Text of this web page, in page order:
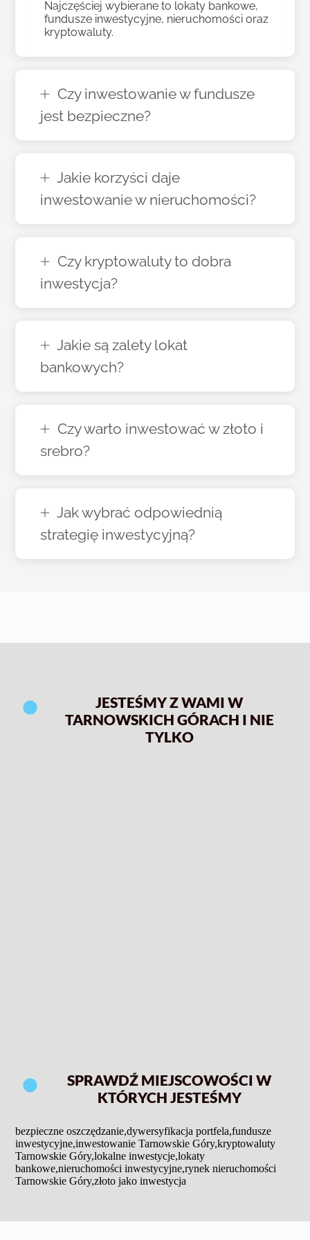
Najczęściej wybierane to lokaty bankowe,
fundusze inwestycyjne, nieruchomości oraz
kryptowaluty.
Czy inwestowanie w fundusze
jest bezpieczne?
Jakie korzyści daje
inwestowanie w nieruchomości?
Czy kryptowaluty to dobra
inwestycja?
Jakie są zalety lokat
bankowych?
Czy warto inwestować w złoto i
srebro?
Jak wybrać odpowiednią
strategię inwestycyjną?
JESTEŚMY Z WAMI W
TARNOWSKICH GÓRACH I NIE
TYLKO
SPRAWDŹ MIEJSCOWOŚCI W
KTÓRYCH JESTEŚMY
bezpieczne oszczędzanie,dywersyfikacja portfela,fundusze
inwestycyjne,inwestowanie Tarnowskie Góry,kryptowaluty
Tarnowskie Góry,lokalne inwestycje,lokaty
bankowe,nieruchomości inwestycyjne,rynek nieruchomości
Tarnowskie Góry,złoto jako inwestycja